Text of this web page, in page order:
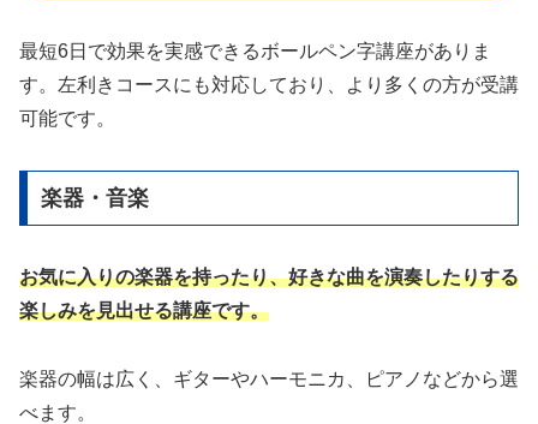
最短6日で効果を実感できるボールペン字講座がありま
す。左利きコースにも対応しており、より多くの方が受講
可能です。
楽器・音楽
お気に入りの楽器を持ったり、好きな曲を演奏したりする
楽しみを見出せる講座です。
楽器の幅は広く、ギターやハーモニカ、ピアノなどから選
べます。